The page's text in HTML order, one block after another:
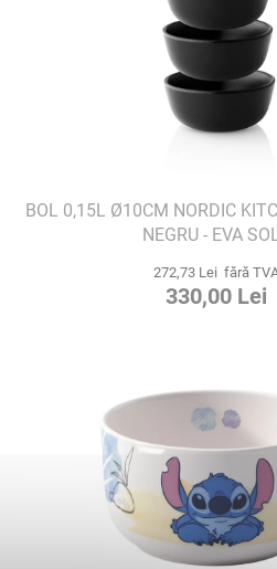
BOL 0,15L Ø10CM NORDIC
NEGRU - EVA
272,73 Lei fără
330,00 Lei